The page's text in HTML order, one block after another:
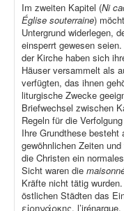
Im zweiten Kapitel (Ni
Église souterraine)
Untergrund widerlegen,
einsperrt gewesen
der Kirche haben sich
Häuser versammelt als
verfügten, das ihnen
liturgische Zwecke
Briefwechsel zwischen
Regeln für die
Ihre Grundthese
gewöhnlichen Zeiten
die Christen ein
Sicht waren die
Kräfte nicht tätig
östlichen Städten das
εἰρηνάρκης,